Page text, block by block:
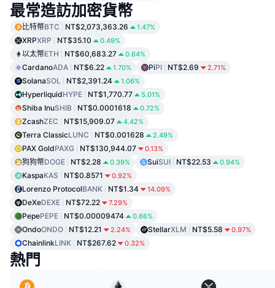
最常造訪加密貨幣
比特幣BTC NT$2,073,363.26 1.47%
XRPXRP NT$35.10 0.49%
以太幣ETH NT$60,683.27 0.64%
CardanoADA NT$6.22 1.70% PiPI NT$2.69 2.71%
SolanaSOL NT$2,391.24 1.06%
HyperliquidHYPE NT$1,770.77 5.01%
Shiba InuSHIB NT$0.0001618 0.72%
ZcashZEC NT$15,909.07 4.42%
Terra ClassicLUNC NT$0.001628 2.49%
PAX GoldPAXG NT$130,944.07 0.13%
狗狗幣DOGE NT$2.28 0.39% SuiSUI NT$22.53 0.94%
KaspaKAS NT$0.8571 0.92%
Lorenzo ProtocolBANK NT$1.34 14.09%
DeXeDEXE NT$72.22 7.29%
PepePEPE NT$0.00009474 0.66%
OndoONDO NT$12.21 2.24% StellarXLM NT$5.58 0.97%
ChainlinkLINK NT$267.62 0.32%
熱門